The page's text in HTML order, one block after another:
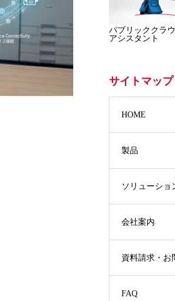
パブリッククラ
アシスタント
サイトマップ
HOME
製品
ソリューショ
会社案内
資料請求・お
FAQ